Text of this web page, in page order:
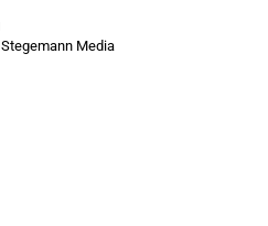
Media